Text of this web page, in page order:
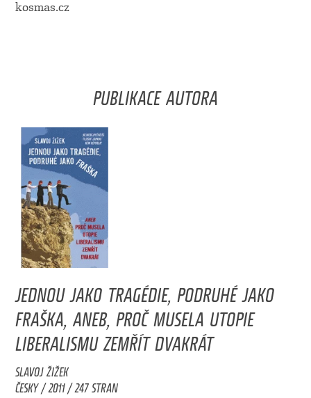
kosmas.cz
PUBLIKACE AUTORA
JEDNOU JAKO TRAGÉDIE, PODRUHÉ JAKO
FRAŠKA, ANEB, PROČ MUSELA UTOPIE
LIBERALISMU ZEMŘÍT DVAKRÁT
SLAVOJ ŽIŽEK
ČESKY / 2011 / 247 STRAN